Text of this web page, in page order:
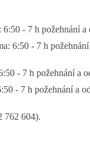
- 7 h požehnání a
6:50 - 7 h
- 7 h požehnání a
- 7 h požehnání a
762 604).